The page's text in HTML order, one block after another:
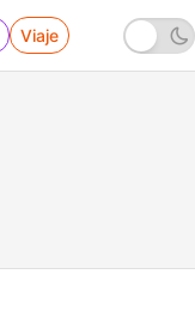
Viaje